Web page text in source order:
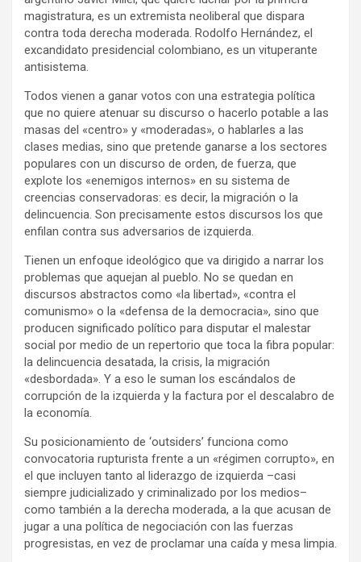
magistratura, es un extremista neoliberal que dispara
contra toda derecha moderada. Rodolfo Hernández, el
excandidato presidencial colombiano, es un vituperante
antisistema.
Todos vienen a ganar votos con una estrategia política
que no quiere atenuar su discurso o hacerlo potable a las
masas del «centro» y «moderadas», o hablarles a las
clases medias, sino que pretende ganarse a los sectores
populares con un discurso de orden, de fuerza, que
explote los «enemigos internos» en su sistema de
creencias conservadoras: es decir, la migración o la
delincuencia. Son precisamente estos discursos los que
enfilan contra sus adversarios de izquierda.
Tienen un enfoque ideológico que va dirigido a narrar los
problemas que aquejan al pueblo. No se quedan en
discursos abstractos como «la libertad», «contra el
comunismo» o la «defensa de la democracia», sino que
producen significado político para disputar el malestar
social por medio de un repertorio que toca la fibra popular:
la delincuencia desatada, la crisis, la migración
«desbordada». Y a eso le suman los escándalos de
corrupción de la izquierda y la factura por el descalabro de
la economía.
Su posicionamiento de ‘outsiders’ funciona como
convocatoria rupturista frente a un «régimen corrupto», en
el que incluyen tanto al liderazgo de izquierda –casi
siempre judicializado y criminalizado por los medios–
como también a la derecha moderada, a la que acusan de
jugar a una política de negociación con las fuerzas
progresistas, en vez de proclamar una caída y mesa limpia.